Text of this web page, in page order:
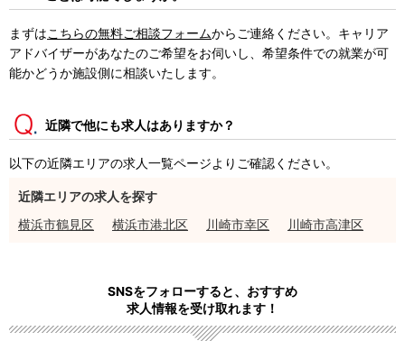
まずはこちらの無料ご相談フォームからご連絡ください。キャリア
アドバイザーがあなたのご希望をお伺いし、希望条件での就業が可
能かどうか施設側に相談いたします。
近隣で他にも求人はありますか？
以下の近隣エリアの求人一覧ページよりご確認ください。
近隣エリアの求人を探す
横浜市鶴見区
横浜市港北区 川崎市幸区 川崎市高津区
SNSをフォローすると、おすすめ
求人情報を受け取れます！